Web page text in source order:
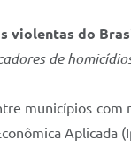
violentas do
de
municípios
Aplicada